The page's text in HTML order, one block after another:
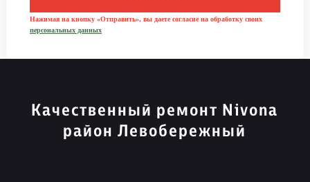
Нажимая на кнопку «Отправить», вы даете согласие на обработку своих
персональных данных
Качественный ремонт Nivona
район Левобережный